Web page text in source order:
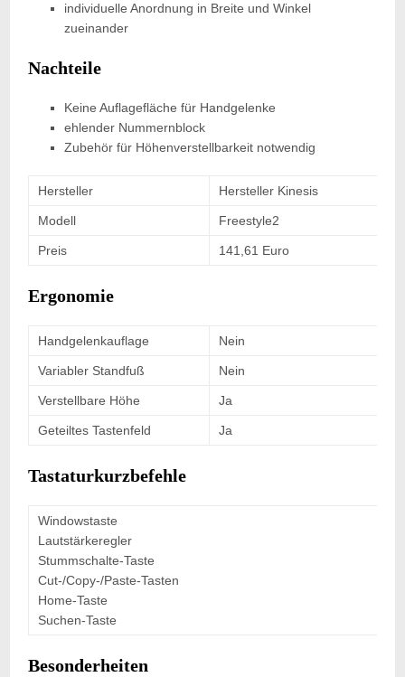
individuelle Anordnung in Breite und Winkel
zueinander
Nachteile
Keine Auflagefläche für Handgelenke
ehlender Nummernblock
Zubehör für Höhenverstellbarkeit notwendig
Hersteller Hersteller Kinesis
Modell Freestyle2
Preis 141,61 Euro
Ergonomie
Handgelenkauflage Nein
Variabler Standfuß Nein
Verstellbare Höhe Ja
Geteiltes Tastenfeld Ja
Tastaturkurzbefehle
Windowstaste
Lautstärkeregler
Stummschalte-Taste
Cut-/Copy-/Paste-Tasten
Home-Taste
Suchen-Taste
Besonderheiten